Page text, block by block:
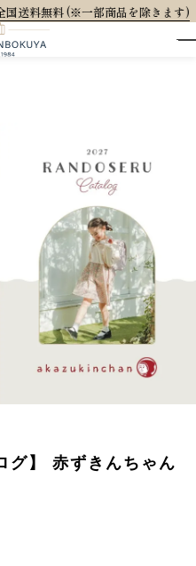
料 (※一部商品を除きます)
グ】 赤ずきんちゃん